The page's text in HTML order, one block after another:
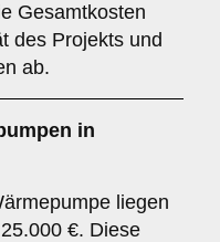
Gesamtkosten
des Projekts und
ab.
in
liegen
€. Diese